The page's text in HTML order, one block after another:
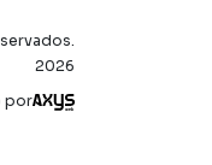
2026
por